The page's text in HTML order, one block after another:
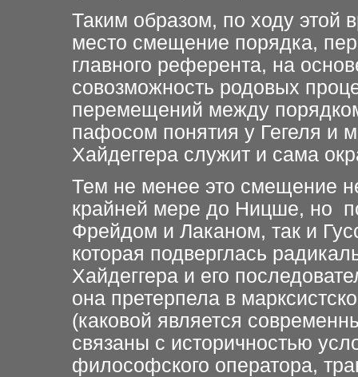
Таким образом, по ходу этой
место смещение порядка,
главного референта, на
совозможность родовых
перемещений между
пафосом понятия у Гегеля и
Хайдеггера служит и сама
Тем не менее это смещение
крайней мере до Ницше, но
Фрейдом и Лаканом, так и
которая подверглась
Хайдеггера и его
она претерпела в
(каковой является
связаны с историчностью
философского оператора,